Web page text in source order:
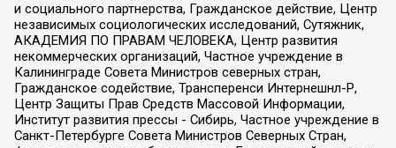
и социального партнерства, Гражданское действие, Центр
независимых социологических исследований, Сутяжник,
АКАДЕМИЯ ПО ПРАВАМ ЧЕЛОВЕКА, Центр развития
некоммерческих организаций, Частное учреждение в
Калининграде Совета Министров северных стран,
Гражданское содействие, Трансперенси Интернешнл-Р,
Центр Защиты Прав Средств Массовой Информации,
Институт развития прессы - Сибирь, Частное учреждение в
Санкт-Петербурге Совета Министров Северных Стран,